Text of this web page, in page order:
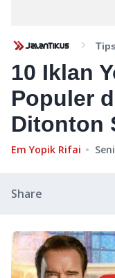
Tips
10 Iklan
Populer
Ditonton
Em Yopik Rifai
Share